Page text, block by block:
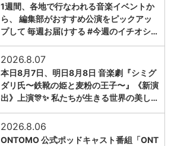
1週間、各地で行なわれる音楽イベントか
ら、 編集部がおすすめ公演をピックアッ
プして 毎週お届けする #今週のイチオシ…
2026.8.07
本日8月7日、明日8月8日 音楽劇『シミグ
ダリ氏〜鉄靴の姫と麦粉の王子〜』《新演
出》上演🎊✨ 私たちが生きる世界の美し…
2026.8.06
ONTOMO 公式ポッドキャスト番組「ONT